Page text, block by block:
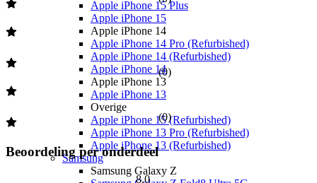
Apple iPhone 15 Plus
Apple iPhone 15
Apple iPhone 14
Apple iPhone 14 Pro (Refurbished)
Apple iPhone 14 (Refurbished)
Apple iPhone 14
Apple iPhone 13
Apple iPhone 13
Overige
Apple iPhone 15 (Refurbished)
Apple iPhone 13 Pro (Refurbished)
Apple iPhone 13 (Refurbished)
Samsung
Samsung Galaxy Z
(0)
(0)
Beoordeling per onderdeel
8,0